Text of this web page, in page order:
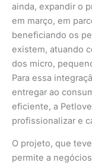
ainda, expandir o
em março, em
beneficiando os
existem, atuando
dos micro,
Para essa
entregar ao
eficiente, a
profissionalizar e
O projeto, que
permite a